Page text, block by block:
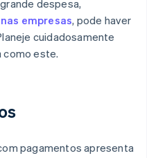
despesa,
empresas, pode haver
cuidadosamente
como este.
pagamentos apresenta